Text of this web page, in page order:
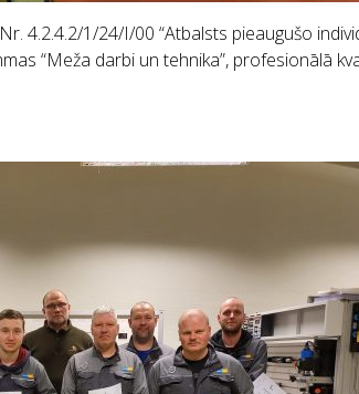
4.2.4.2/1/24/I/00 “Atbalsts pieaugušo
“Meža darbi un tehnika”, profesionālā